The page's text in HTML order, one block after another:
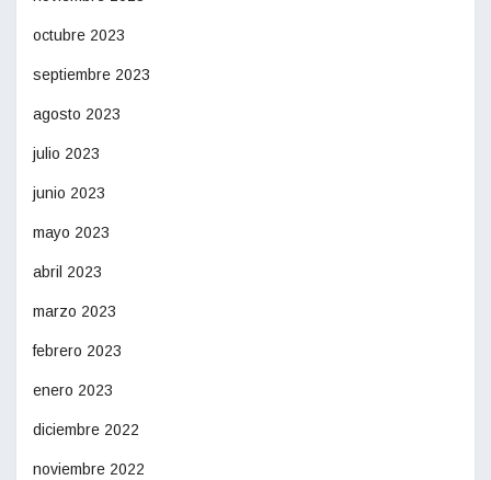
octubre 2023
septiembre 2023
agosto 2023
julio 2023
junio 2023
mayo 2023
abril 2023
marzo 2023
febrero 2023
enero 2023
diciembre 2022
noviembre 2022